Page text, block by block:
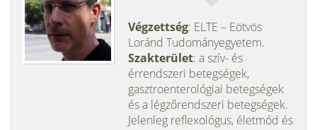
Végzettség: ELTE – Eötvös
Loránd Tudományegyetem.
Szakterület: a szív- és
érrendszeri betegségek,
gasztroenterológiai betegségek
és a légzőrendszeri betegségek.
Jelenleg reflexológus, életmód és